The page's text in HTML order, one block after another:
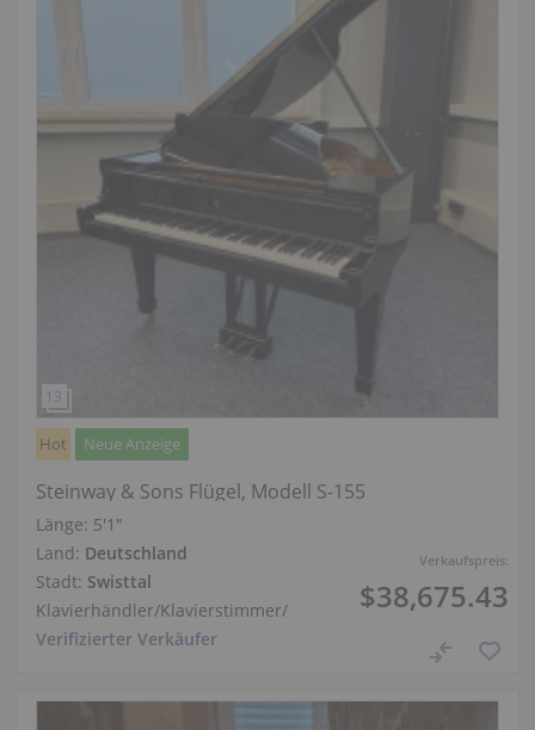
Verkaufspreis:
$38,675.43
Hot Neue Anzeige
Steinway & Sons Flügel, Modell S-155
Länge: 5′1″
Land: Deutschland
Stadt: Swisttal
Klavierhändler/Klavierstimmer/
Verifizierter Verkäufer